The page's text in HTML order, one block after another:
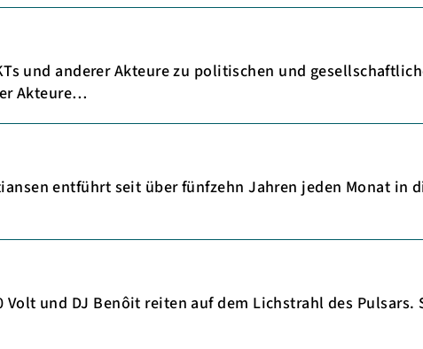
und anderer Akteure zu politischen und
Akteure…
entführt seit über fünfzehn Jahren jeden Monat in
und DJ Benôit reiten auf dem Lichstrahl des